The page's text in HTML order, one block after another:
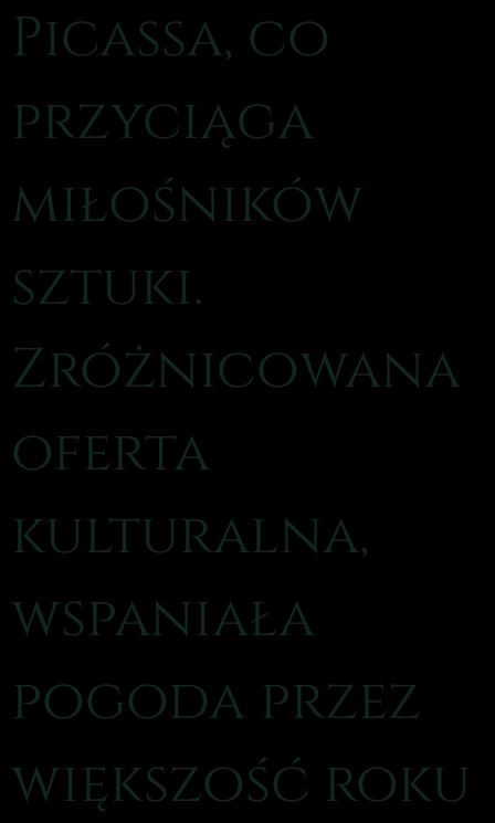
Picassa, co
przyciąga
miłośników
sztuki.
Zróżnicowana
oferta
kulturalna,
wspaniała
pogoda przez
większość roku